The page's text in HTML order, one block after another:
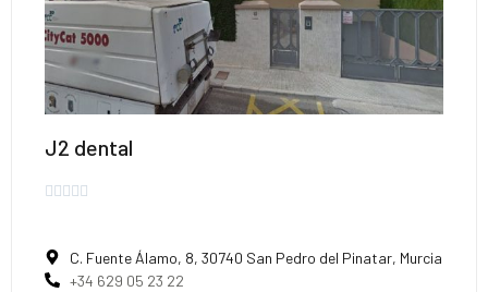
J2 dental

C. Fuente Álamo, 8, 30740 San Pedro del Pinatar, Murcia
+34 629 05 23 22